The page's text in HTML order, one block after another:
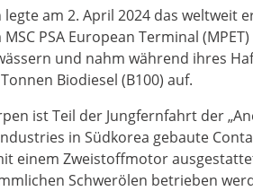
am 2. April 2024 das weltweit
PSA European Terminal
und nahm während ihres
Biodiesel (B100) auf.
ist Teil der Jungfernfahrt der
in Südkorea gebaute
einem Zweistoffmotor
Schwerölen betrieben